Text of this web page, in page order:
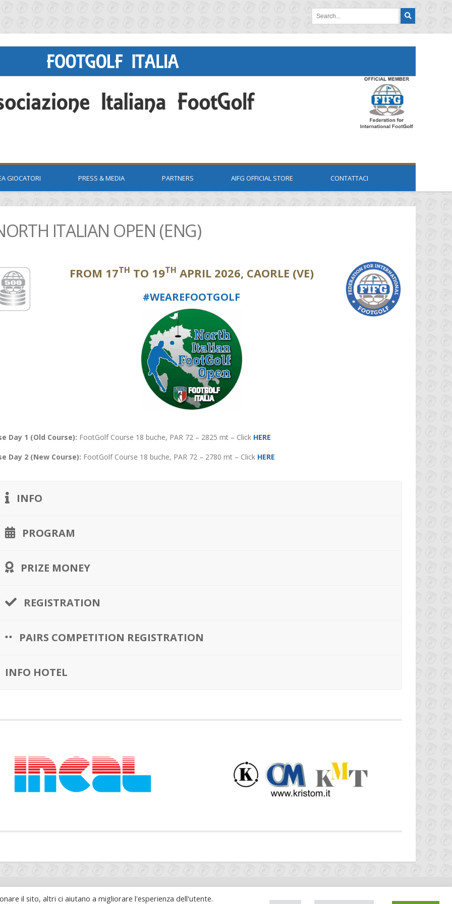
GIOCATORI PRESS & MEDIA PARTNERS AIFG OFFICIAL STORE CONTATTACI
ITALIAN OPEN (ENG)
FROM 17TH TO 19TH APRIL 2026, CAORLE (VE)
#WEAREFOOTGOLF
Day 1 (Old Course): FootGolf Course 18 buche, PAR 72 – 2825 mt – Click HERE
Day 2 (New Course): FootGolf Course 18 buche, PAR 72 – 2780 mt – Click HERE
INFO
PROGRAM
PRIZE MONEY
REGISTRATION
PAIRS COMPETITION REGISTRATION
INFO HOTEL
il sito, altri ci aiutano a migliorare l'esperienza dell'utente.